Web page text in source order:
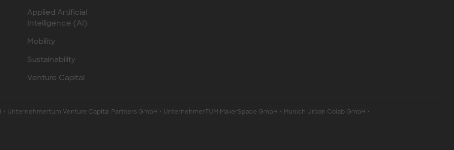
Applied Artificial
Intelligence (AI)
Mobility
Sustainability
Venture Capital
Unternehmertum Venture Capital Partners GmbH × UnternehmerTUM MakerSpace GmbH × Munich Urban Colab GmbH ×